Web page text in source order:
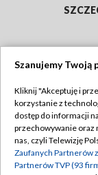
Abonament
Emisja w TVP
Szanujemy Twoją
Kliknij "Akceptuję i
korzystanie z
dostęp do informacji
przechowywanie oraz
nas, czyli Telewizję
Zaufanych Partnerów
Partnerów TVP (93